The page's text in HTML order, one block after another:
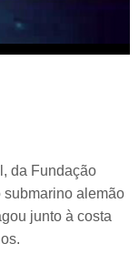
da Fundação
submarino alemão
junto à costa